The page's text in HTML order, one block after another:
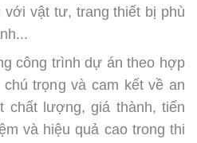
với vật tư, trang thiết bị phù
công trình dự án theo hợp
trọng và cam kết về an
chất lượng, giá thành, tiến
và hiệu quả cao trong thi